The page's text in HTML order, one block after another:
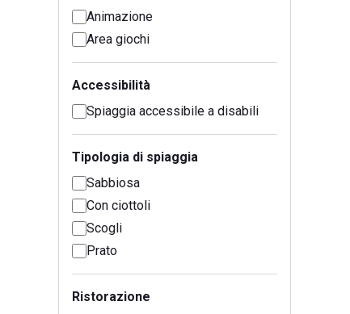
Animazione
Area giochi
Accessibilità
Spiaggia accessibile a disabili
Tipologia di spiaggia
Sabbiosa
Con ciottoli
Scogli
Prato
Ristorazione